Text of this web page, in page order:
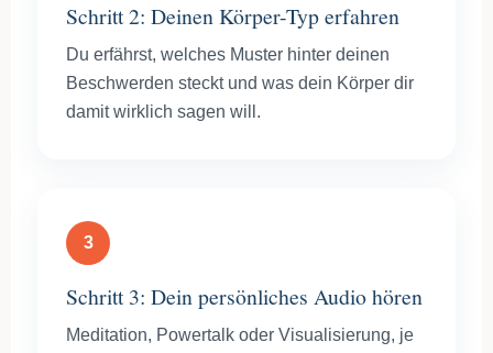
Schritt 2: Deinen Körper-Typ erfahren
Du erfährst, welches Muster hinter deinen
Beschwerden steckt und was dein Körper dir
damit wirklich sagen will.
3
Schritt 3: Dein persönliches Audio hören
Meditation, Powertalk oder Visualisierung, je